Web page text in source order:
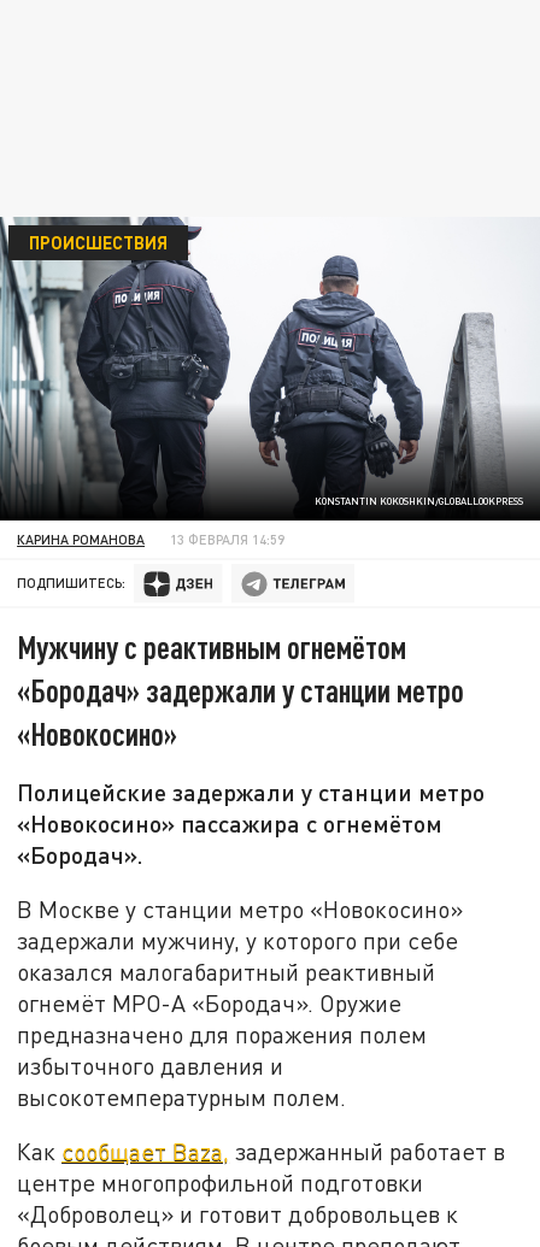
KONSTANTIN KOKOSHKIN/GLOBALLOOKPRESS
ПРОИСШЕСТВИЯ
КАРИНА РОМАНОВА 13 ФЕВРАЛЯ 14:59
ПОДПИШИТЕСЬ:
Мужчину с реактивным огнемётом
«Бородач» задержали у станции метро
«Новокосино»
Полицейские задержали у станции метро
«Новокосино» пассажира с огнемётом
«Бородач».
В Москве у станции метро «Новокосино»
задержали мужчину, у которого при себе
оказался малогабаритный реактивный
огнемёт МРО-А «Бородач». Оружие
предназначено для поражения полем
избыточного давления и
высокотемпературным полем.
Как сообщает Baza, задержанный работает в
центре многопрофильной подготовки
«Доброволец» и готовит добровольцев к